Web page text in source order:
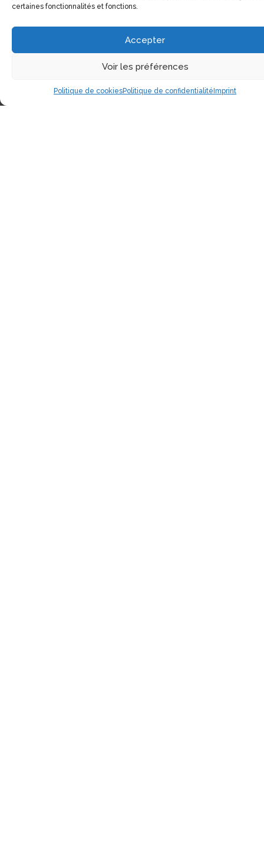
certaines fonctionnalités et fonctions.
Accepter
Voir les préférences
Politique de cookiesPolitique de confidentialité Imprint
(514) 522-3437
Courriel: info@electrolibre.ca